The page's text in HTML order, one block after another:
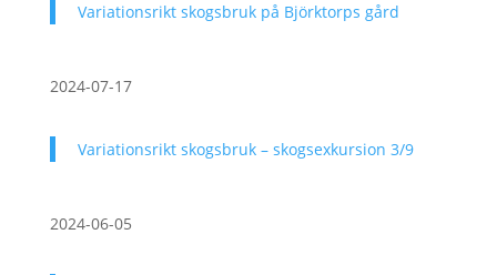
Variationsrikt skogsbruk på Björktorps gård
2024-07-17
Variationsrikt skogsbruk – skogsexkursion 3/9
2024-06-05